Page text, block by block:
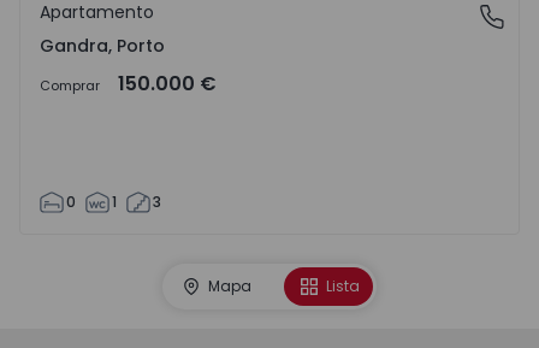
Gandra, Porto
Apartamento
Gandra, Porto
Comprar 150.000 €
0 1 3
Mapa Lista